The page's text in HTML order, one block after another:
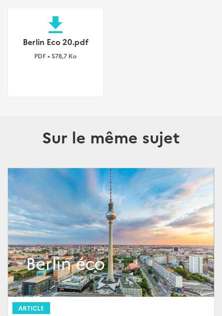
file_download
Berlin Eco 20.pdf
PDF • 578,7 Ko
Sur le même sujet
ARTICLE